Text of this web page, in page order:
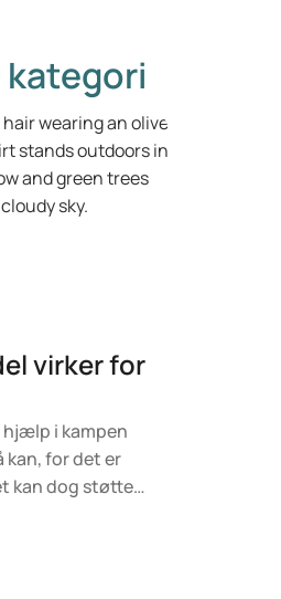
virker for
hjælp i kampen
for det er
kan dog støtte
kost